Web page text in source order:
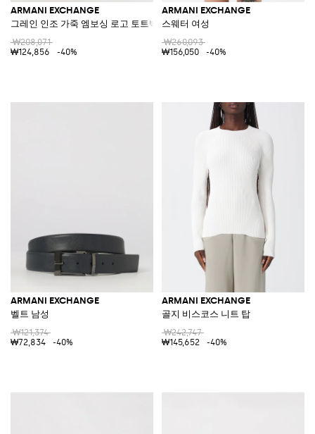
ARMANI EXCHANGE
그레인 인조 가죽 엠보싱 로고 토트백
₩208,071
₩124,856
-40%
ARMANI EXCHANGE
스웨터 여성
₩260,093
₩156,050
-40%
ARMANI EXCHANGE
벨트 남성
₩121,374
₩72,834
-40%
ARMANI EXCHANGE
골지 비스코스 니트 탑
₩242,747
₩145,652
-40%